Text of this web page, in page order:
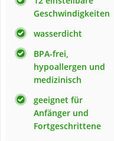
Geschwindigkeiten
wasserdicht
BPA-frei,
hypoallergen und
medizinisch
geeignet für
Anfänger und
Fortgeschrittene